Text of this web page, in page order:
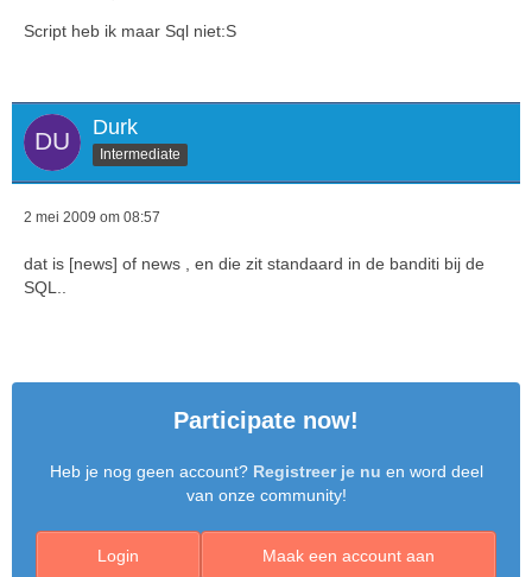
Script heb ik maar Sql niet:S
Durk
Intermediate
2 mei 2009 om 08:57
dat is [news] of news , en die zit standaard in de banditi bij de
SQL..
Participate now!
Heb je nog geen account? Registreer je nu en word deel
van onze community!
Maak een account aan
Login